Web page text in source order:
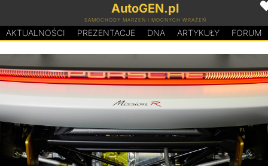
AutoGEN.pl
SAMOCHODY MARZEŃ I MOCNYCH WRAŻEŃ
AKTUALNOŚCI PREZENTACJE DNA ARTYKUŁY FORUM